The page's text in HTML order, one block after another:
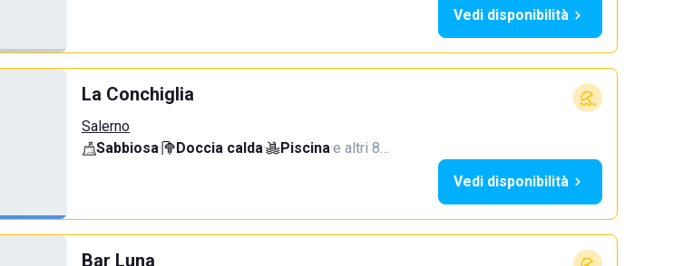
Vedi disponibilità
La Conchiglia
Salerno
Sabbiosa· Doccia calda· Piscina·e altri 8…
Vedi disponibilità
Bar Luna